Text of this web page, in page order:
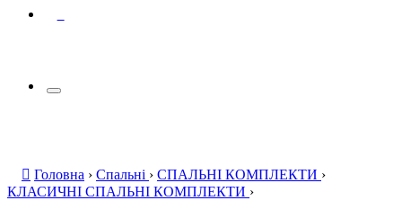
Головна › Спальні › СПАЛЬНІ КОМПЛЕКТИ ›
КЛАСИЧНІ СПАЛЬНІ КОМПЛЕКТИ ›